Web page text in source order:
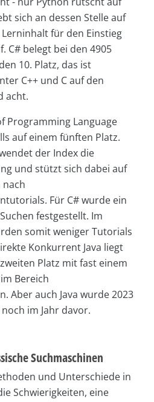
sich an dessen Stelle auf
für den Einstieg
C# belegt bei den 4905
10. Platz, das ist
C++ und C auf den
acht.
Programming Language
auf einem fünften Platz.
der Index die
und stützt sich dabei auf
nach
Für C# wurde ein
festgestellt. Im
somit weniger Tutorials
Konkurrent Java liegt
Platz mit fast einem
Bereich
Aber auch Java wurde 2023
im Jahr davor.
Suchmaschinen
und Unterschiede in
Schwierigkeiten, eine